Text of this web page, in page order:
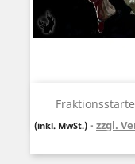
(inkl. MwSt.) zzgl.
